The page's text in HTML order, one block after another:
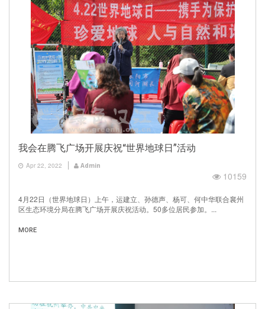
我会在腾飞广场开展庆祝“世界地球日”活动
Apr 22, 2022 Admin
10159
4月22日（世界地球日）上午，运建立、孙德声、杨可、何中华联合襄州
区生态环境分局在腾飞广场开展庆祝活动。50多位居民参加。...
MORE